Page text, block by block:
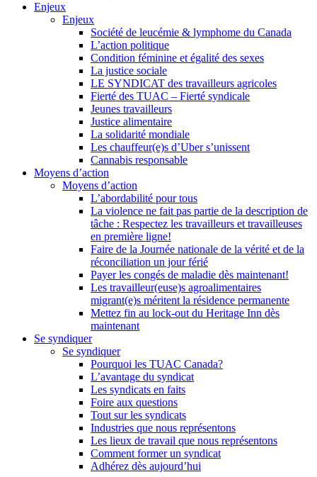
Enjeux
Enjeux
Société de leucémie & lymphome du Canada
L’action politique
Condition féminine et égalité des sexes
La justice sociale
LE SYNDICAT des travailleurs agricoles
Fierté des TUAC – Fierté syndicale
Jeunes travailleurs
Justice alimentaire
La solidarité mondiale
Les chauffeur(e)s d’Uber s’unissent
Cannabis responsable
Moyens d’action
Moyens d’action
L’abordabilité pour tous
La violence ne fait pas partie de la description de
tâche : Respectez les travailleurs et travailleuses
en première ligne!
Faire de la Journée nationale de la vérité et de la
réconciliation un jour férié
Payer les congés de maladie dès maintenant!
Les travailleur(euse)s agroalimentaires
migrant(e)s méritent la résidence permanente
Mettez fin au lock-out du Heritage Inn dès
maintenant
Se syndiquer
Se syndiquer
Pourquoi les TUAC Canada?
L’avantage du syndicat
Les syndicats en faits
Foire aux questions
Tout sur les syndicats
Industries que nous représentons
Les lieux de travail que nous représentons
Comment former un syndicat
Adhérez dès aujourd’hui